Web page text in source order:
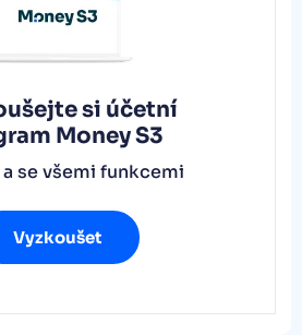
si účetní
Money S3
se všemi funkcemi
Vyzkoušet